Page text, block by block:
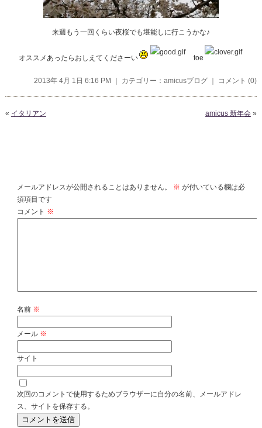
来週もう一回くらい夜桜でも堪能しに行こうかな♪
オススメあったらおしえてくださーい toe
2013年 4月 1日 6:16 PM ｜ カテゴリー：amicusブログ コメント (0)
« イタリアン amicus 新年会 »
メールアドレスが公開されることはありません。 ※ が付いている欄は必
須項目です
コメント ※
名前 ※
メール ※
サイト
次回のコメントで使用するためブラウザーに自分の名前、メールアドレ
ス、サイトを保存する。